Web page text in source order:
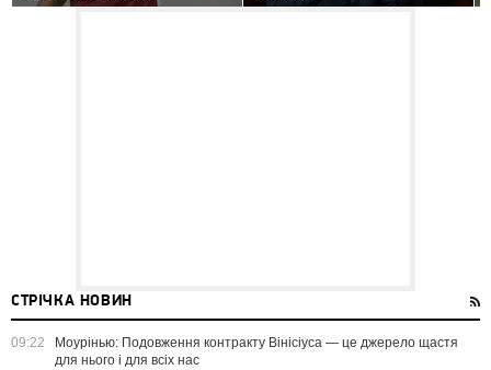
СТРІЧКА НОВИН
09:22
Моурінью: Подовження контракту Вінісіуса — це джерело щастя
для нього і для всіх нас